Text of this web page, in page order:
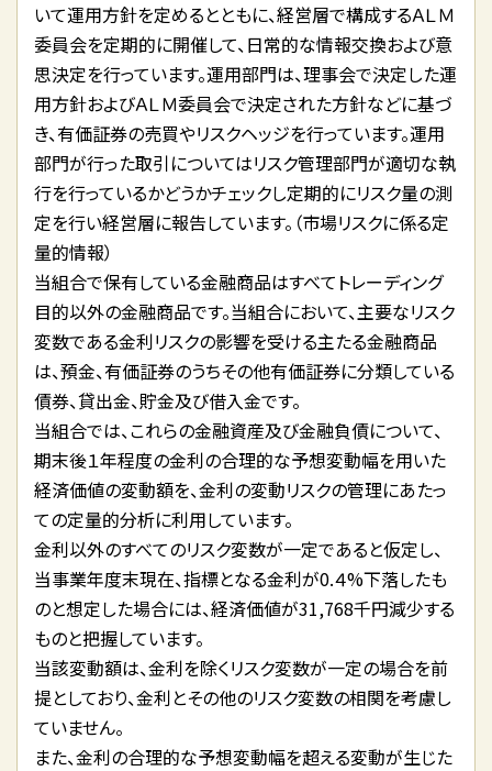
いて運用方針を定めるとともに、経営層で構成するＡＬＭ
委員会を定期的に開催して、日常的な情報交換および意
思決定を行っています。運用部門は、理事会で決定した運
用方針およびＡＬＭ委員会で決定された方針などに基づ
き、有価証券の売買やリスクヘッジを行っています。運用
部門が行った取引についてはリスク管理部門が適切な執
行を行っているかどうかチェックし定期的にリスク量の測
定を行い経営層に報告しています。（市場リスクに係る定
量的情報）
当組合で保有している金融商品はすべてトレーディング
目的以外の金融商品です。当組合において、主要なリスク
変数である金利リスクの影響を受ける主たる金融商品
は、預金、有価証券のうちその他有価証券に分類している
債券、貸出金、貯金及び借入金です。
当組合では、これらの金融資産及び金融負債について、
期末後１年程度の金利の合理的な予想変動幅を用いた
経済価値の変動額を、金利の変動リスクの管理にあたっ
ての定量的分析に利用しています。
金利以外のすべてのリスク変数が一定であると仮定し、
当事業年度末現在、指標となる金利が0.４%下落したも
のと想定した場合には、経済価値が31,768千円減少する
ものと把握しています。
当該変動額は、金利を除くリスク変数が一定の場合を前
提としており、金利とその他のリスク変数の相関を考慮し
ていません。
また、金利の合理的な予想変動幅を超える変動が生じた